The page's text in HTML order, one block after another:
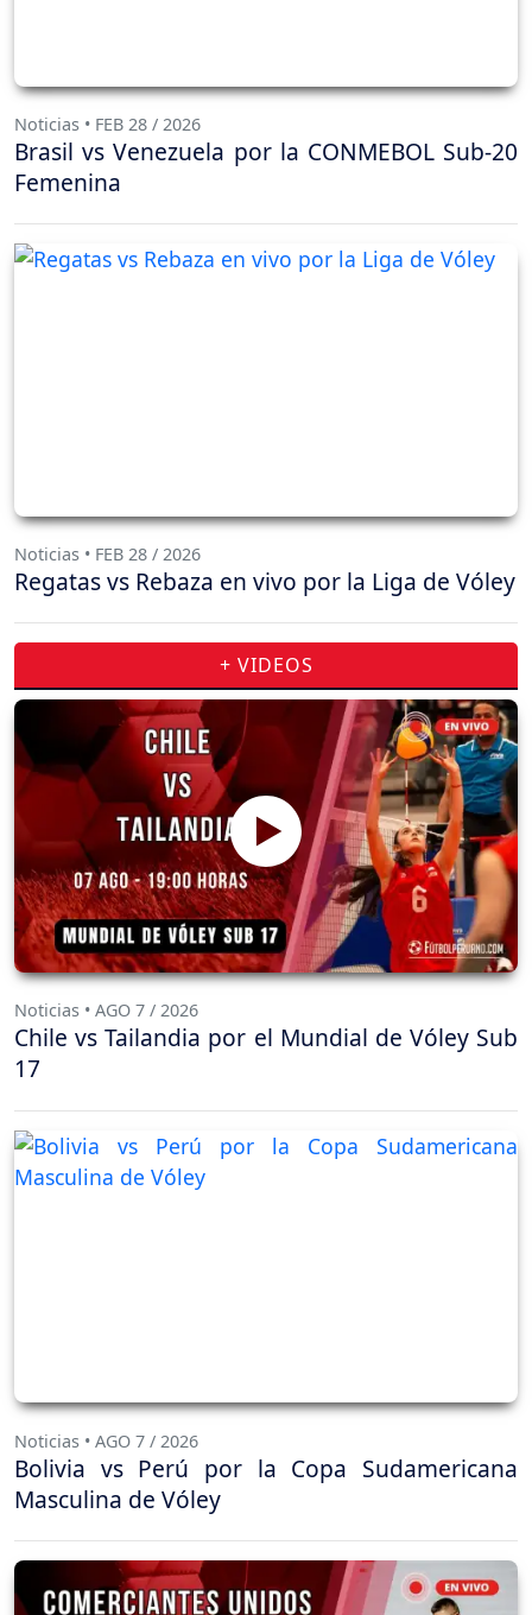
Noticias • FEB 28 / 2026
Brasil vs Venezuela por la CONMEBOL Sub-20
Femenina
Noticias • FEB 28 / 2026
Regatas vs Rebaza en vivo por la Liga de Vóley
+ VIDEOS
Noticias • AGO 7 / 2026
Chile vs Tailandia por el Mundial de Vóley Sub
17
Noticias • AGO 7 / 2026
Bolivia vs Perú por la Copa Sudamericana
Masculina de Vóley